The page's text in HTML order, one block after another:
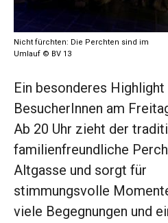
Nicht fürchten: Die Perchten sind im
Umlauf © BV 13
Ein besonderes
BesucherInnen am
Ab 20 Uhr zieht der
familienfreundliche
Altgasse und sorgt für
stimmungsvolle
viele Begegnungen und